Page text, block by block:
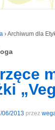
›Archiwum dla
06/2013 przez